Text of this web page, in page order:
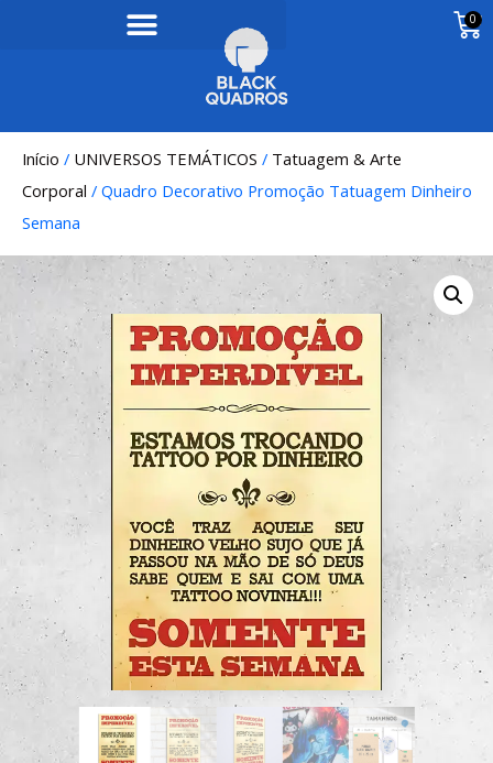
0
Início / UNIVERSOS TEMÁTICOS / Tatuagem & Arte
Corporal / Quadro Decorativo Promoção Tatuagem Dinheiro
Semana